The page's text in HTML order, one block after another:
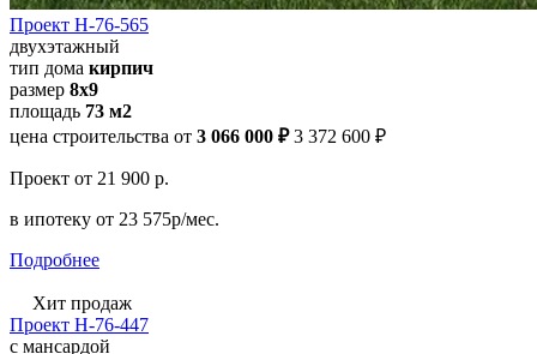
Проект Н-76-565
двухэтажный
тип дома кирпич
размер 8х9
площадь 73 м2
цена строительства от 3 066 000 ₽ 3 372 600 ₽
Проект от 21 900 р.
в ипотеку от 23 575р/мес.
Подробнее
Хит продаж
Проект Н-76-447
с мансардой